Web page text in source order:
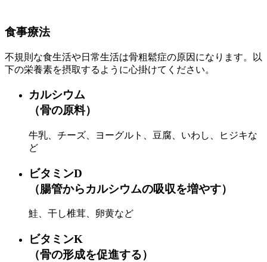
食事療法
不規則な食生活や日常生活は骨粗鬆症の原因になります。以
下の栄養素を摂取するように心掛けてください。
カルシウム
（骨の原料）
牛乳、チーズ、ヨーグルト、豆腐、いわし、ヒジキな
ど
ビタミンD
（腸管からカルシウムの吸収を増やす）
鮭、干し椎茸、卵黄など
ビタミンK
（骨の形成を促進する）